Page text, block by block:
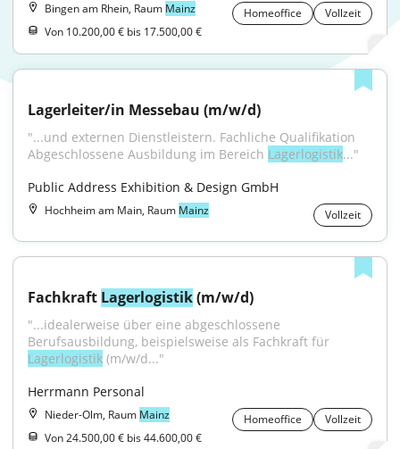
Bingen am Rhein, Raum Mainz Homeoffice
Vollzeit
Von 10.200,00 € bis 17.500,00 €
Lagerleiter/in Messebau (m/w/d)
"...und externen Dienstleistern. Fachliche Qualifikation
Abgeschlossene Ausbildung im Bereich Lagerlogistik..."
Public Address Exhibition & Design GmbH
Hochheim am Main, Raum Mainz Vollzeit
Fachkraft Lagerlogistik (m/w/d)
"...idealerweise über eine abgeschlossene
Lagerlogistik (m/w/d..."
Herrmann Personal
Nieder-Olm, Raum Mainz Homeoffice
Vollzeit
Von 24.500,00 € bis 44.600,00 €